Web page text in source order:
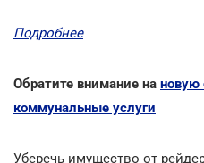
Подробнее
Обратите внимание на новую
коммунальные услуги
Уберечь имущество от